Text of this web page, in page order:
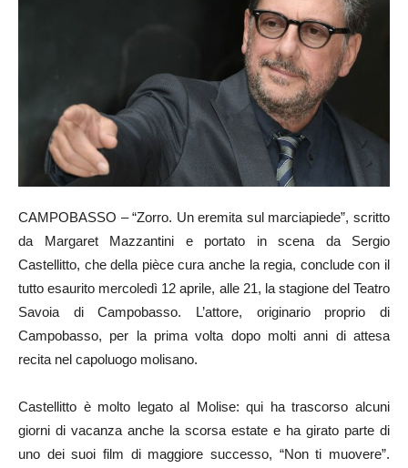
CAMPOBASSO – “Zorro. Un eremita sul marciapiede”, scritto
da Margaret Mazzantini e portato in scena da Sergio
Castellitto, che della pièce cura anche la regia, conclude con il
tutto esaurito mercoledì 12 aprile, alle 21, la stagione del Teatro
Savoia di Campobasso. L’attore, originario proprio di
Campobasso, per la prima volta dopo molti anni di attesa
recita nel capoluogo molisano.
Castellitto è molto legato al Molise: qui ha trascorso alcuni
giorni di vacanza anche la scorsa estate e ha girato parte di
uno dei suoi film di maggiore successo, “Non ti muovere”.